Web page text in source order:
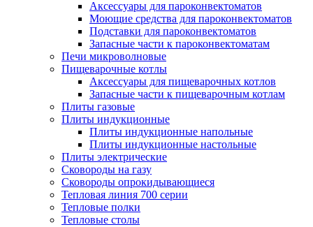
Аксессуары для пароконвектоматов
Моющие средства для пароконвектоматов
Подставки для пароконвектоматов
Запасные части к пароконвектоматам
Печи микроволновые
Пищеварочные котлы
Аксессуары для пищеварочных котлов
Запасные части к пищеварочным котлам
Плиты газовые
Плиты индукционные
Плиты индукционные напольные
Плиты индукционные настольные
Плиты электрические
Сковороды на газу
Сковороды опрокидывающиеся
Тепловая линия 700 серии
Тепловые полки
Тепловые столы